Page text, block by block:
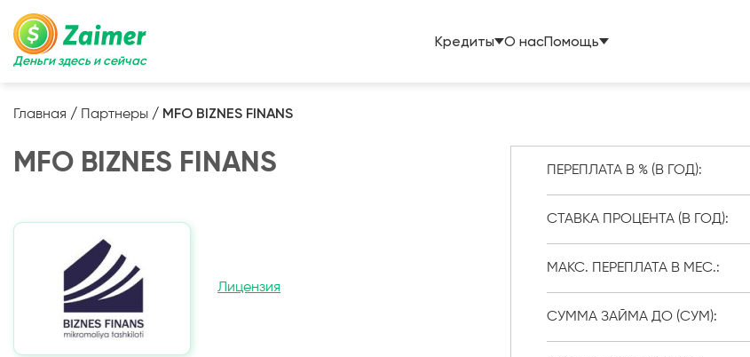
Деньги здесь и сейчас
Кредиты О насПомощь
Главная / Партнеры / MFO BIZNES FINANS
MFO BIZNES FINANS
Лицензия
ПЕРЕПЛАТА В % (В ГОД):
СТАВКА ПРОЦЕНТА (В ГОД):
МАКС. ПЕРЕПЛАТА В МЕС.:
СУММА ЗАЙМА ДО (СУМ):